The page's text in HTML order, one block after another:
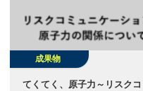
成果物
てくてく、原子力～リスク